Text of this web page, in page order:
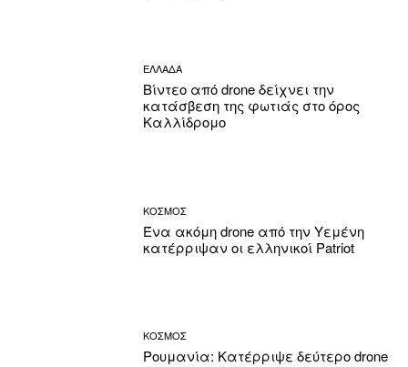
ΕΛΛΑΔΑ
Βίντεο από drone δείχνει την
κατάσβεση της φωτιάς στο όρος
Καλλίδρομο
ΚΟΣΜΟΣ
Ένα ακόμη drone από την Υεμένη
κατέρριψαν οι ελληνικοί Patriot
ΚΟΣΜΟΣ
Ρουμανία: Κατέρριψε δεύτερο drone